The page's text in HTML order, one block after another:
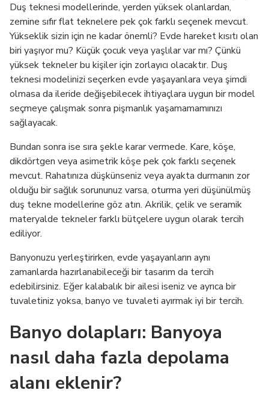
Duş teknesi modellerinde, yerden yüksek olanlardan,
zemine sıfır flat teknelere pek çok farklı seçenek mevcut.
Yükseklik sizin için ne kadar önemli? Evde hareket kısıtı olan
biri yaşıyor mu? Küçük çocuk veya yaşlılar var mı? Çünkü
yüksek tekneler bu kişiler için zorlayıcı olacaktır. Duş
teknesi modelinizi seçerken evde yaşayanlara veya şimdi
olmasa da ileride değişebilecek ihtiyaçlara uygun bir model
seçmeye çalışmak sonra pişmanlık yaşamamamınızı
sağlayacak.
Bundan sonra ise sıra şekle karar vermede. Kare, köşe,
dikdörtgen veya asimetrik köşe pek çok farklı seçenek
mevcut. Rahatınıza düşkünseniz veya ayakta durmanın zor
olduğu bir sağlık sorununuz varsa, oturma yeri düşünülmüş
duş tekne modellerine göz atın. Akrilik, çelik ve seramik
materyalde tekneler farklı bütçelere uygun olarak tercih
ediliyor.
Banyonuzu yerleştirirken, evde yaşayanların aynı
zamanlarda hazırlanabileceği bir tasarım da tercih
edebilirsiniz. Eğer kalabalık bir ailesi iseniz ve ayrıca bir
tuvaletiniz yoksa, banyo ve tuvaleti ayırmak iyi bir tercih.
Banyo dolapları: Banyoya
nasıl daha fazla depolama
alanı eklenir?